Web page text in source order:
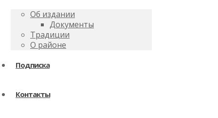
Об издании
Документы
Традиции
О районе
Подписка
Контакты